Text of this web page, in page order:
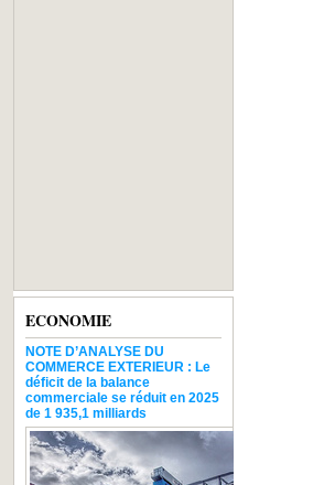
ECONOMIE
NOTE D’ANALYSE DU
COMMERCE EXTERIEUR : Le
déficit de la balance
commerciale se réduit en 2025
de 1 935,1 milliards